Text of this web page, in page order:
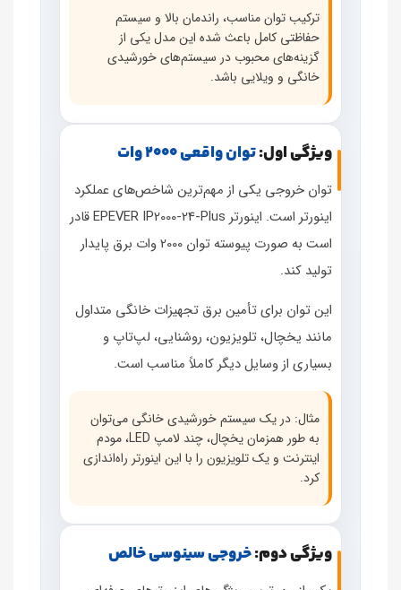
ترکیب توان مناسب، راندمان بالا و سیستم
حفاظتی کامل باعث شده این مدل یکی از
گزینه‌های محبوب در سیستم‌های خورشیدی
خانگی و ویلایی باشد.
ویژگی اول:توان واقعی 2000 وات
توان خروجی یکی از مهم‌ترین شاخص‌های عملکرد
اینورتر است. اینورتر EPEVER IP2000‑24‑Plus قادر
است به صورت پیوسته توان 2000 وات برق پایدار
تولید کند.
این توان برای تأمین برق تجهیزات خانگی متداول
مانند یخچال، تلویزیون، روشنایی، لپ‌تاپ و
بسیاری از وسایل دیگر کاملاً مناسب است.
مثال: در یک سیستم خورشیدی خانگی می‌توان
به طور همزمان یخچال، چند لامپ LED، مودم
اینترنت و یک تلویزیون را با این اینورتر راه‌اندازی
کرد.
ویژگی دوم:خروجی سینوسی خالص